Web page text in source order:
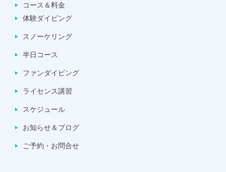
コース＆料金
体験ダイビング
スノーケリング
半日コース
ファンダイビング
ライセンス講習
スケジュール
お知らせ＆ブログ
ご予約・お問合せ